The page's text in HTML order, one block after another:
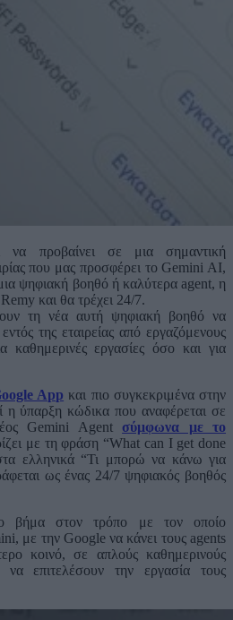
να προβαίνει σε μια σημαντική
που μας προσφέρει το Gemini AI,
ψηφιακή βοηθό ή καλύτερα agent, η
και θα τρέχει 24/7.
τη νέα αυτή ψηφιακή βοηθό να
της εταιρείας από εργαζόμενους
καθημερινές εργασίες όσο και για
App και πιο συγκεκριμένα στην
η ύπαρξη κώδικα που αναφέρεται σε
Gemini Agent σύμφωνα με το
με τη φράση “What can I get done
ελληνικά “Τι μπορώ να κάνω για
ως ένας 24/7 ψηφιακός βοηθός
βήμα στον τρόπο με τον οποίο
με την Google να κάνει τους agents
κοινό, σε απλούς καθημερινούς
επιτελέσουν την εργασία τους